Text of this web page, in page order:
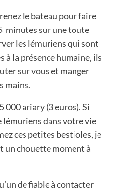
le bateau pour faire
minutes sur une toute
les lémuriens qui sont
à la présence humaine, ils
sur vous et manger
mains.
000 ariary (3 euros). Si
lémuriens dans votre vie
ces petites bestioles, je
un chouette moment à
de fiable à contacter